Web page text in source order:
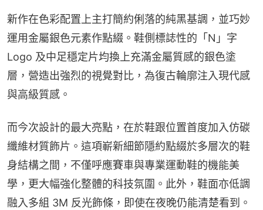
新作在色彩配置上主打簡約俐落的純黑基調，並巧妙
運用金屬銀色元素作點綴。鞋側標誌性的「N」字
Logo 及中足穩定片均換上充滿金屬質感的銀色塗
層，營造出強烈的視覺對比，為復古輪廓注入現代感
與高級質感。
而今次設計的最大亮點，在於鞋跟位置首度加入仿碳
纖維材質飾片。這項嶄新細節隱約點綴於多層次的鞋
身結構之間，不僅呼應賽車與專業運動鞋的機能美
學，更大幅強化整體的科技氛圍。此外，鞋面亦低調
融入多組 3M 反光飾條，即使在夜晚仍能清楚看到。